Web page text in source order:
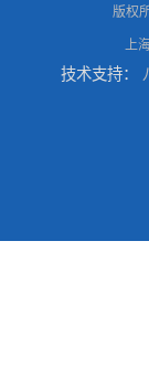
版权
上
技术支持：